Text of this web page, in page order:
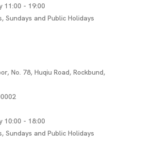
11:00 - 19:00
Sundays and Public Holidays
No. 78, Huqiu Road, Rockbund,
10:00 - 18:00
Sundays and Public Holidays